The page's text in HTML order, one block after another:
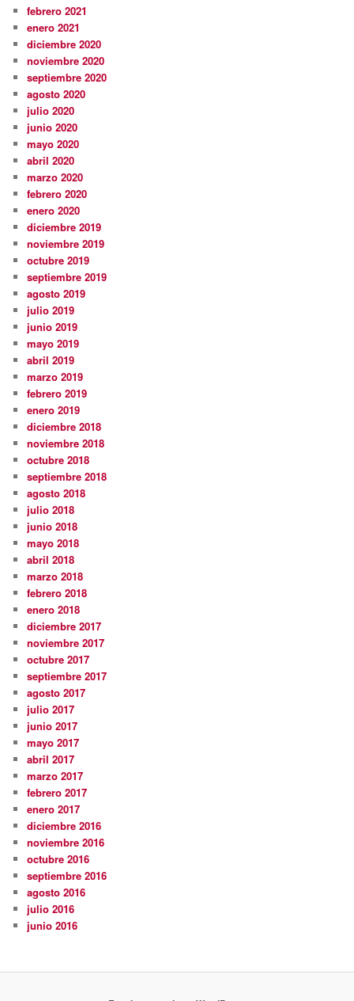
febrero 2021
enero 2021
diciembre 2020
noviembre 2020
septiembre 2020
agosto 2020
julio 2020
junio 2020
mayo 2020
abril 2020
marzo 2020
febrero 2020
enero 2020
diciembre 2019
noviembre 2019
octubre 2019
septiembre 2019
agosto 2019
julio 2019
junio 2019
mayo 2019
abril 2019
marzo 2019
febrero 2019
enero 2019
diciembre 2018
noviembre 2018
octubre 2018
septiembre 2018
agosto 2018
julio 2018
junio 2018
mayo 2018
abril 2018
marzo 2018
febrero 2018
enero 2018
diciembre 2017
noviembre 2017
octubre 2017
septiembre 2017
agosto 2017
julio 2017
junio 2017
mayo 2017
abril 2017
marzo 2017
febrero 2017
enero 2017
diciembre 2016
noviembre 2016
octubre 2016
septiembre 2016
agosto 2016
julio 2016
junio 2016